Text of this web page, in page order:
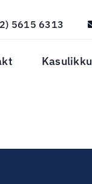
5615 6313
Kasulikku